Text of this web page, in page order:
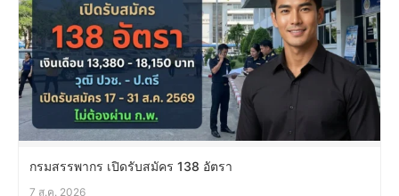
กรมสรรพากร เปิดรับสมัคร 138 อัตรา
7 ส.ค. 2026